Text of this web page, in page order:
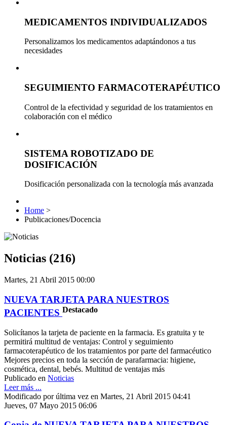
MEDICAMENTOS INDIVIDUALIZADOS
Personalizamos los medicamentos adaptándonos a tus
necesidades
SEGUIMIENTO FARMACOTERAPÉUTICO
Control de la efectividad y seguridad de los tratamientos en
colaboración con el médico
SISTEMA ROBOTIZADO DE
DOSIFICACIÓN
Dosificación personalizada con la tecnología más avanzada
Home >
Publicaciones/Docencia
Noticias (216)
Martes, 21 Abril 2015 00:00
NUEVA TARJETA PARA NUESTROS
PACIENTES Destacado
Solicítanos la tarjeta de paciente en la farmacia. Es gratuita y te
permitirá multitud de ventajas: Control y seguimiento
farmacoterapéutico de los tratamientos por parte del farmacéutico
Mejores precios en toda la sección de parafarmacia: higiene,
cosmética, dental, bebés. Multitud de ventajas más
Publicado en Noticias
Leer más ...
Modificado por última vez en Martes, 21 Abril 2015 04:41
Jueves, 07 Mayo 2015 06:06